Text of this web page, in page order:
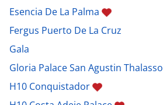
Esencia De La Palma
Fergus Puerto De La Cruz
Gala
Gloria Palace San Agustin Thalasso
H10 Conquistador